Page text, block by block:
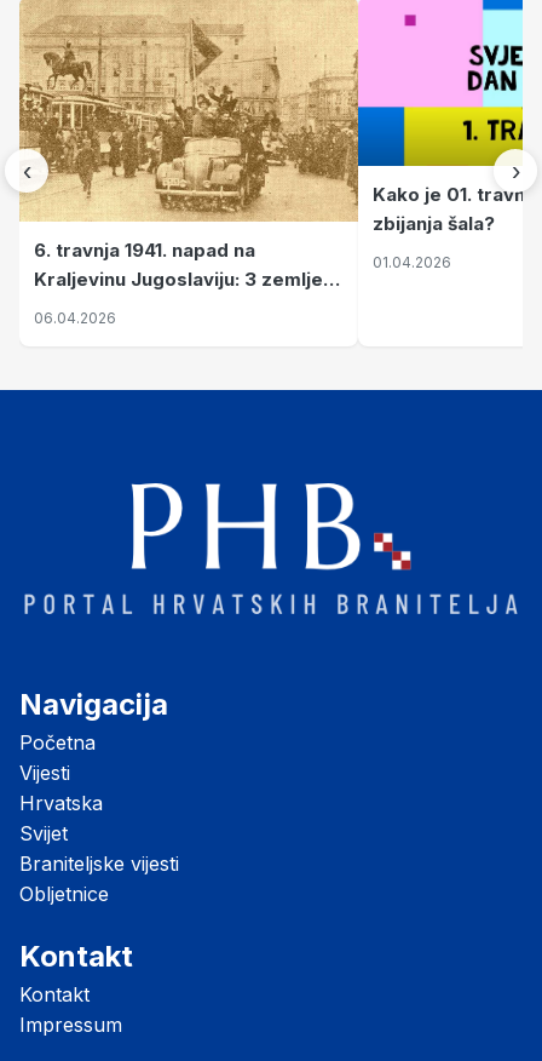
‹
6. travnja 1941. napad na
Kraljevinu Jugoslaviju: 3 zemlje
nastale njenim raspadom
06.04.2026
Kako je 01.
zbijanja šala?
01.04.2026
›
Navigacija
Početna
Vijesti
Hrvatska
Svijet
Braniteljske vijesti
Obljetnice
Kontakt
Kontakt
Impressum